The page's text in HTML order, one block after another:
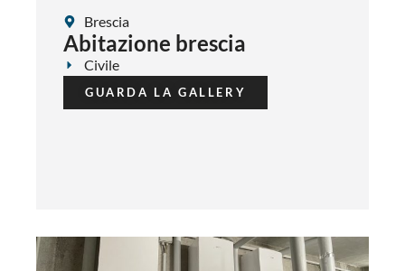
Brescia
Abitazione brescia
Civile
GUARDA LA GALLERY